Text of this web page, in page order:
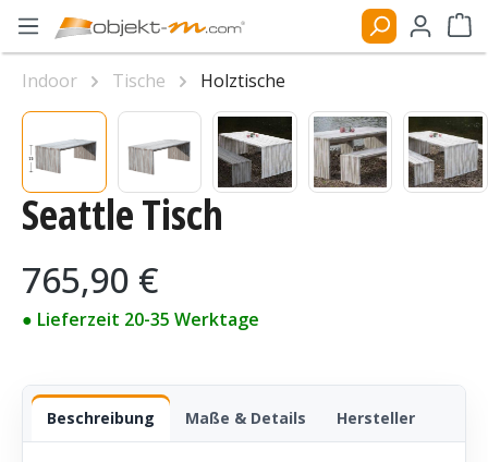
Zum Hauptinhalt springen
Seattle Tisch
Regulärer Preis:
765,90 €
● Lieferzeit 20-35 Werktage
Beschreibung Maße & Details Hersteller
Indoor Tische
Holztische
Bildergalerie überspringen